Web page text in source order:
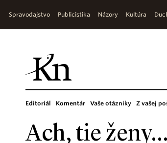
Spravodajstvo Publicistika Názory Kultúra
Editoriál Komentár Vaše otázniky Z vašej
Ach, tie ženy...